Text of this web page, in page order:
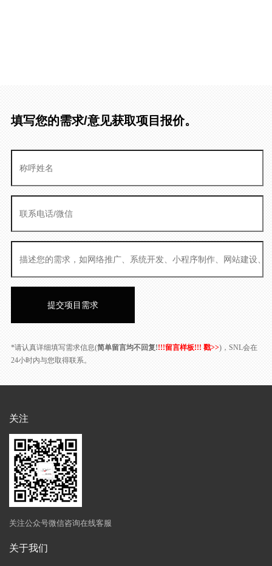
填写您的需求/意见获取项目报价。
*请认真详细填写需求信息(简单留言均不回复!!!!留言样板!!! 戳>>)，SNL会在
24小时内与您取得联系。
关注
关注公众号微信咨询在线客服
关于我们